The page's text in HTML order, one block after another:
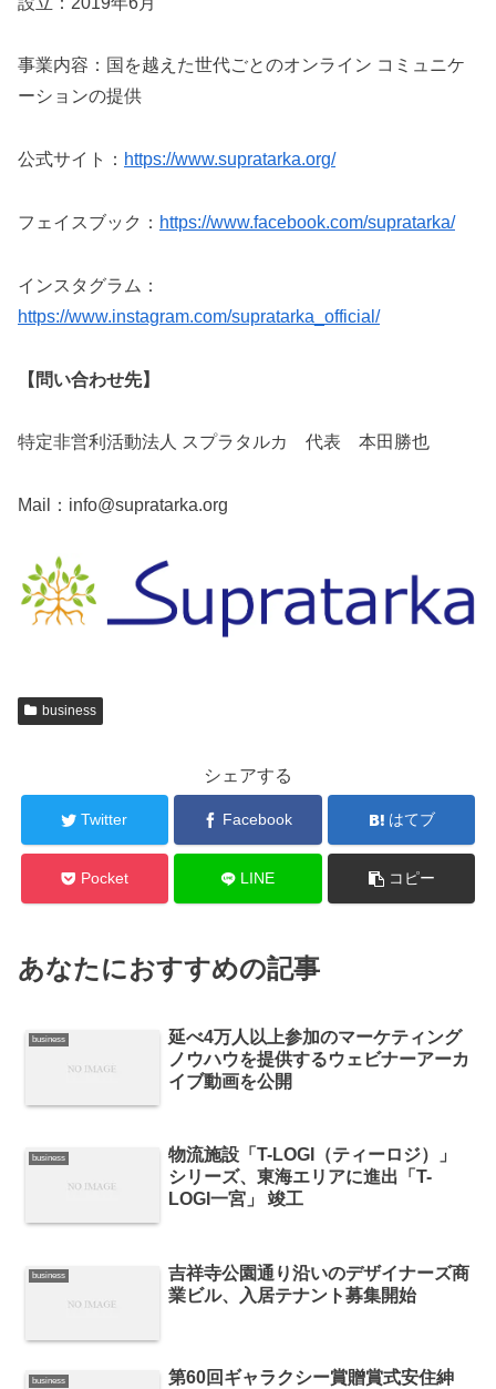
事業内容：国を越えた世代ごとのオンライン コミュニケ
ーションの提供
公式サイト： https://www.supratarka.org/
フェイスブック： https://www.facebook.com/supratarka/
インスタグラム：
https://www.instagram.com/supratarka_official/
【問い合わせ先】
特定非営利活動法人 スプラタルカ 代表 本田勝也
Mail：info@supratarka.org
business
シェアする
Twitter Facebook はてブ
Pocket LINE コピー
あなたにおすすめの記事
business
延べ4万人以上参加のマーケティング
ノウハウを提供するウェビナーアーカ
イブ動画を公開
business
物流施設「T-LOGI（ティーロジ）」
シリーズ、東海エリアに進出「T-
LOGI一宮」 竣工
business
吉祥寺公園通り沿いのデザイナーズ商
業ビル、入居テナント募集開始
business
第60回ギャラクシー賞贈賞式安住紳